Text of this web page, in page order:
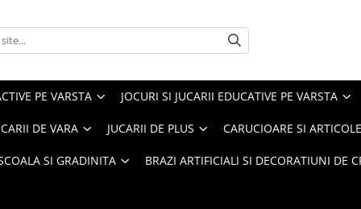
PE VARSTA JOCURI SI JUCARII EDUCATIVE PE VARSTA
DE VARA JUCARII DE PLUS CARUCIOARE SI
SI GRADINITA BRAZI ARTIFICIALI SI DECORATIUNI DE